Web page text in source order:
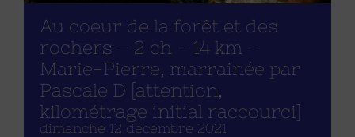
Au coeur de la forêt et des
rochers – 2 ch – 14 km –
Marie-Pierre, marrainée par
Pascale D [attention,
kilométrage initial raccourci]
dimanche 12 décembre 2021